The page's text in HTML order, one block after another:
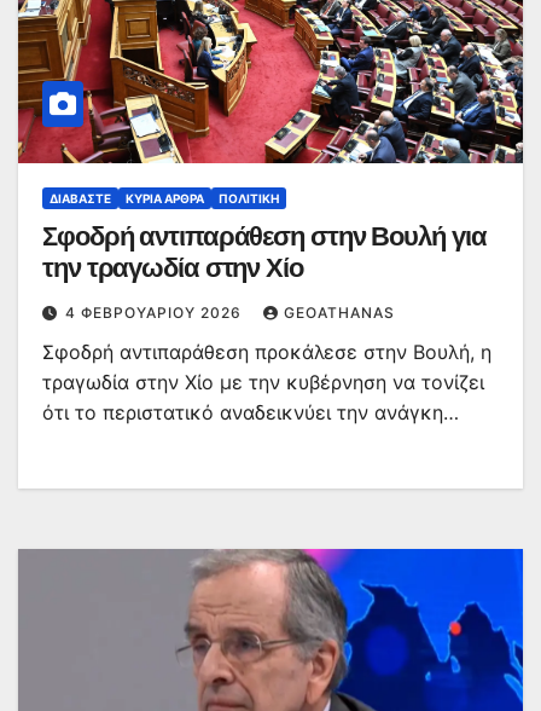
ΔΙΑΒΆΣΤΕ ΚΥΡΙΑ ΑΡΘΡΑ ΠΟΛΙΤΙΚΉ
Σφοδρή αντιπαράθεση στην Βουλή για
την τραγωδία στην Χίο
4 ΦΕΒΡΟΥΑΡΊΟΥ 2026 GEOATHANAS
Σφοδρή αντιπαράθεση προκάλεσε στην Βουλή, η
τραγωδία στην Χίο με την κυβέρνηση να τονίζει
ότι το περιστατικό αναδεικνύει την ανάγκη…